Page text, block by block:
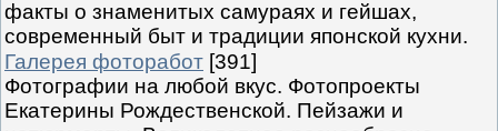
факты о знаменитых самураях и гейшах,
современный быт и традиции японской кухни.
Галерея фоторабот [391]
Фотографии на любой вкус. Фотопроекты
Екатерины Рождественской. Пейзажи и